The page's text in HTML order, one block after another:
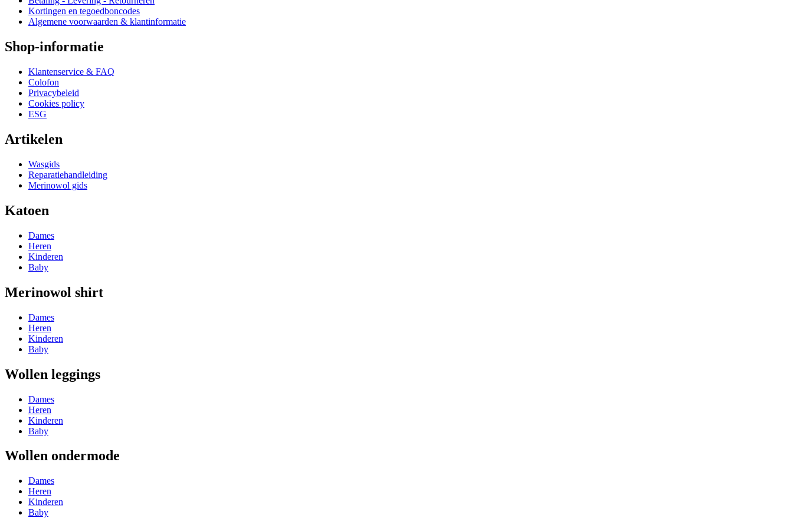
Kortingen en tegoedboncodes
Algemene voorwaarden & klantinformatie
Shop-informatie
Klantenservice & FAQ
Colofon
Privacybeleid
Cookies policy
ESG
Artikelen
Wasgids
Reparatiehandleiding
Merinowol gids
Katoen
Dames
Heren
Kinderen
Baby
Merinowol shirt
Dames
Heren
Kinderen
Baby
Wollen leggings
Dames
Heren
Kinderen
Baby
Wollen ondermode
Dames
Heren
Kinderen
Baby